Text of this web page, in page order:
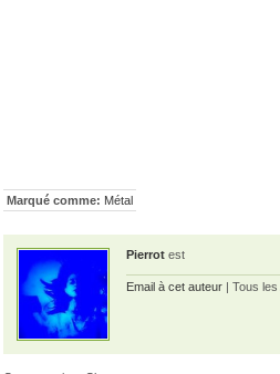
Marqué comme: Métal
Pierrot est
Email à cet auteur | Tous